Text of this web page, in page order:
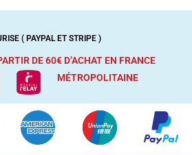
( PAYPAL ET STRIPE )
DE 60€ D’ACHAT EN FRANCE
MÉTROPOLITAINE